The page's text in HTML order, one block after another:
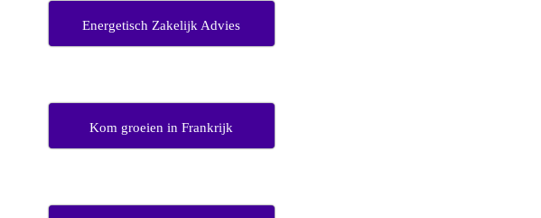
Energetisch Zakelijk Advies
Kom groeien in Frankrijk